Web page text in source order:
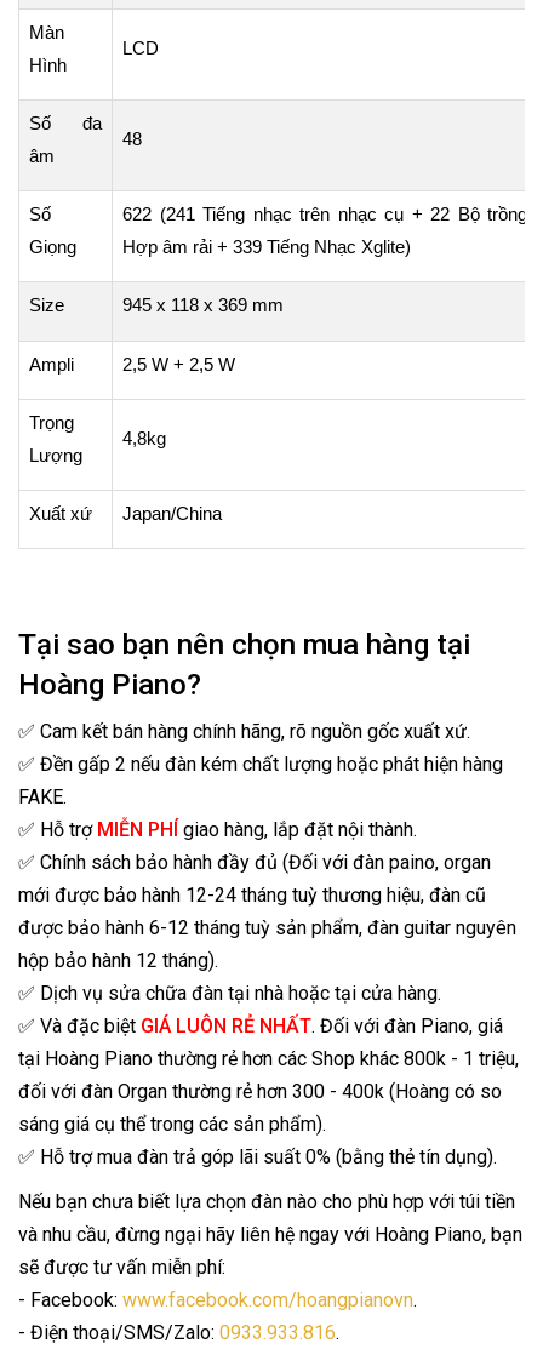
Màn
Hình
LCD
Số đa
âm
48
Số
Giọng
622 (241 Tiếng nhạc trên nhạc cụ + 22 Bộ trồng/
Hợp âm rải + 339 Tiếng Nhạc Xglite)
Size 945 x 118 x 369 mm
Ampli 2,5 W + 2,5 W
Trọng
Lượng
4,8kg
Xuất xứ Japan/China
Tại sao bạn nên chọn mua hàng tại
Hoàng Piano?
✅ Cam kết bán hàng chính hãng, rõ nguồn gốc xuất xứ.
✅ Đền gấp 2 nếu đàn kém chất lượng hoặc phát hiện hàng
FAKE.
✅ Hỗ trợ MIỄN PHÍ giao hàng, lắp đặt nội thành.
✅ Chính sách bảo hành đầy đủ (Đối với đàn paino, organ
mới được bảo hành 12-24 tháng tuỳ thương hiệu, đàn cũ
được bảo hành 6-12 tháng tuỳ sản phẩm, đàn guitar nguyên
hộp bảo hành 12 tháng).
✅ Dịch vụ sửa chữa đàn tại nhà hoặc tại cửa hàng.
✅ Và đặc biệt GIÁ LUÔN RẺ NHẤT. Đối với đàn Piano, giá
tại Hoàng Piano thường rẻ hơn các Shop khác 800k - 1 triệu,
đối với đàn Organ thường rẻ hơn 300 - 400k (Hoàng có so
sáng giá cụ thể trong các sản phẩm).
✅ Hỗ trợ mua đàn trả góp lãi suất 0% (bằng thẻ tín dụng).
Nếu bạn chưa biết lựa chọn đàn nào cho phù hợp với túi tiền
và nhu cầu, đừng ngại hãy liên hệ ngay với Hoàng Piano, bạn
sẽ được tư vấn miễn phí:
- Facebook: www.facebook.com/hoangpianovn.
- Điện thoại/SMS/Zalo: 0933.933.816.